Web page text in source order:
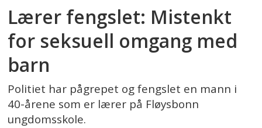
Lærer fengslet: Mistenkt
for seksuell omgang med
barn
Politiet har pågrepet og fengslet en mann i
40-årene som er lærer på Fløysbonn
ungdomsskole.